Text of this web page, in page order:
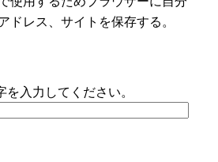
ドレス、サイトを保存する。
入力してください。